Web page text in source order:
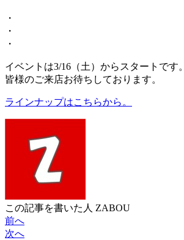
・
・
・
イベントは3/16（土）からスタートです。
皆様のご来店お待ちしております。
ラインナップはこちらから。
この記事を書いた人 ZABOU
前へ
次へ